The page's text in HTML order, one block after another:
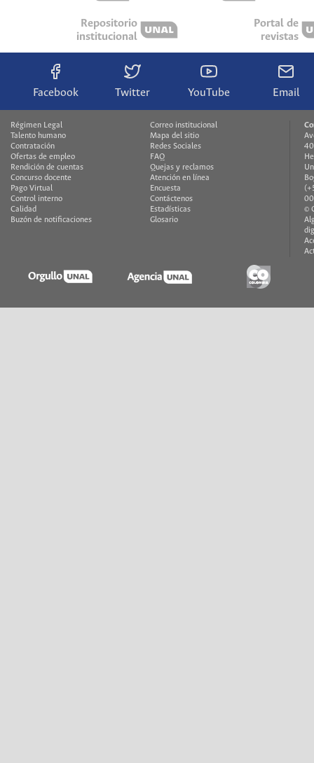
Repositorio
institucional
Portal de
revistas
Facebook Twitter YouTube Email
Régimen Legal
Talento humano
Contratación
Ofertas de empleo
Rendición de cuentas
Concurso docente
Pago Virtual
Control interno
Calidad
Buzón de notificaciones
Correo institucional
Mapa del sitio
Redes Sociales
FAQ
Quejas y reclamos
Atención en línea
Encuesta
Contáctenos
Estadísticas
Glosario
©